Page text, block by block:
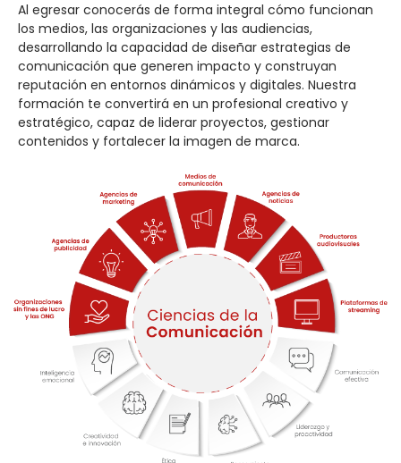
Al egresar conocerás de forma integral cómo funcionan
los medios, las organizaciones y las audiencias,
desarrollando la capacidad de diseñar estrategias de
comunicación que generen impacto y construyan
reputación en entornos dinámicos y digitales. Nuestra
formación te convertirá en un profesional creativo y
estratégico, capaz de liderar proyectos, gestionar
contenidos y fortalecer la imagen de marca.